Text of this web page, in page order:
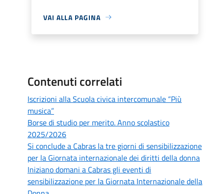
VAI ALLA PAGINA
Contenuti correlati
Iscrizioni alla Scuola civica intercomunale “Più
musica”
Borse di studio per merito. Anno scolastico
2025/2026
Si conclude a Cabras la tre giorni di sensibilizzazione
per la Giornata internazionale dei diritti della donna
Iniziano domani a Cabras gli eventi di
sensibilizzazione per la Giornata Internazionale della